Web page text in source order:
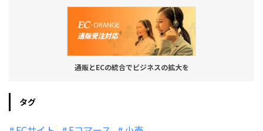
通販とECの統合でビジネスの拡大を
タグ